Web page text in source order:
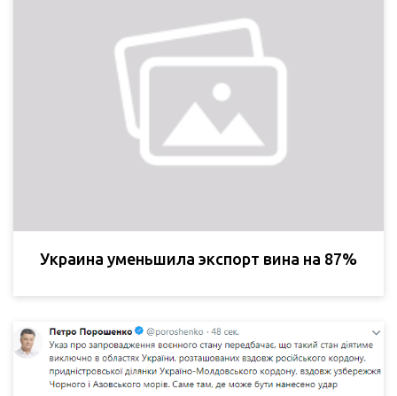
Украина уменьшила экспорт вина на 87%